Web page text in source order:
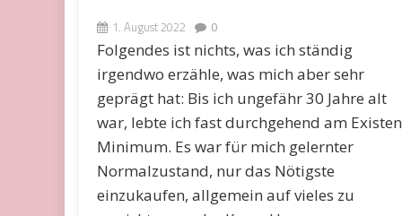
1. August 2022 0
Folgendes ist nichts, was ich ständig
irgendwo erzähle, was mich aber sehr
geprägt hat: Bis ich ungefähr 30 Jahre alt
war, lebte ich fast durchgehend am
Minimum. Es war für mich gelernter
Normalzustand, nur das Nötigste
einzukaufen, allgemein auf vieles zu